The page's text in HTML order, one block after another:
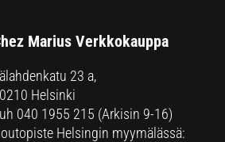
Marius Verkkokauppa
23 a,
Helsinki
040 1955 215 (Arkisin 9-16)
Helsingin myymälässä: